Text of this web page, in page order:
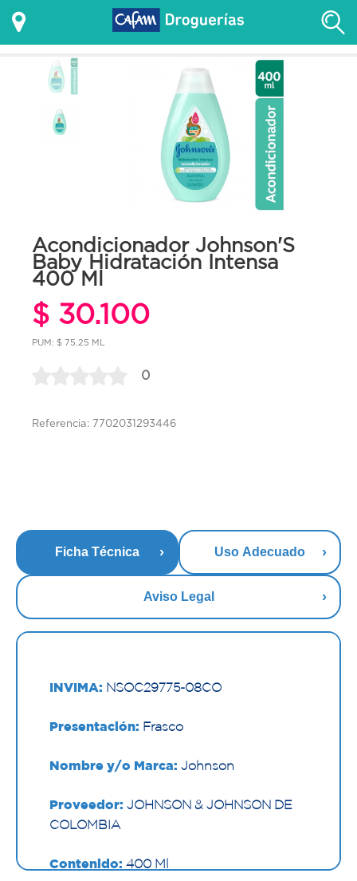
Acondicionador Johnson'S
Baby Hidratación Intensa
400 Ml
$ 30.100
PUM: $ 75.25 ML
0
Referencia: 7702031293446
Ficha Técnica Uso Adecuado
Aviso Legal
INVIMA: NSOC29775-08CO
Presentación: Frasco
Nombre y/o Marca: Johnson
Proveedor: JOHNSON & JOHNSON DE
COLOMBIA
Contenido: 400 Ml